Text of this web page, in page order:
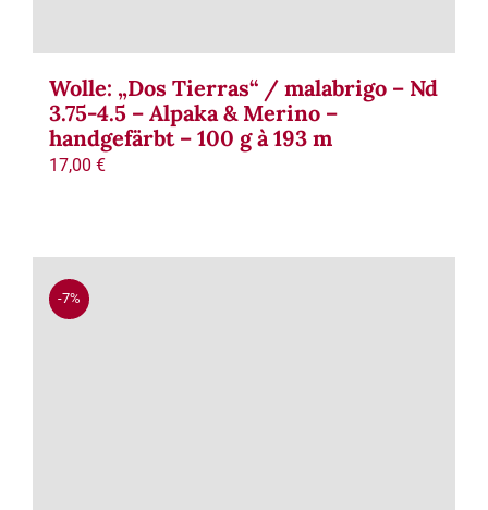
Wolle: „Dos Tierras“ / malabrigo – Nd
3.75-4.5 – Alpaka & Merino –
handgefärbt – 100 g à 193 m
17,00 €
-7%